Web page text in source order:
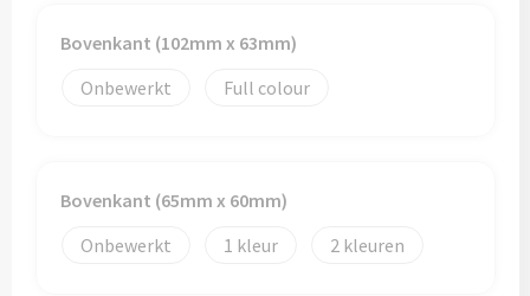
Bovenkant (102mm x 63mm)
Onbewerkt
Full colour
Bovenkant (65mm x 60mm)
Onbewerkt
1 2